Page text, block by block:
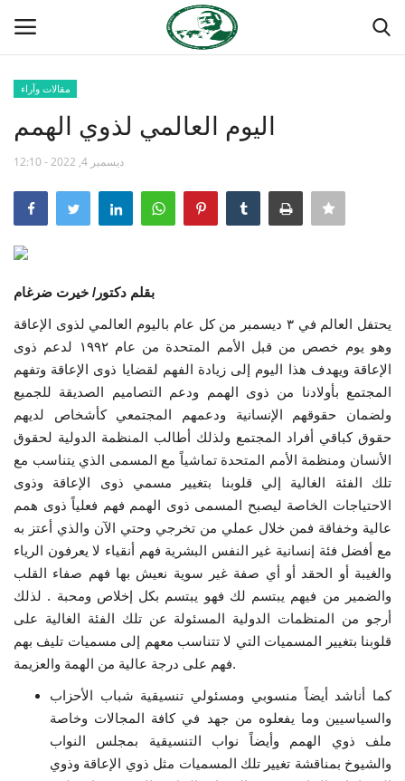
الصفحة الرئيسية
منتدى ناصر الدولي
مدرسة الطليعة الوطنية
حركة ناصر الشبابية
مصر
فريق العمل
إرث جمال عبدالناصر
أخبار
شروط وأحكام منحة ناصر للقيادة الدولية
منحة ناصر للقيادة الدولية
مرجعياتنا
المواطن العالمي
مقالات وآراء
اليوم العالمي لذوي الهمم
ديسمبر 4, 2022 - 12:10
بقلم دكتور/ خيرت ضرغام
يحتفل العالم في ٣ ديسمبر من كل عام باليوم العالمي لذوى الإعاقة
وهو يوم خصص من قبل الأمم المتحدة من عام ١٩٩٢ لدعم ذوى
الإعاقة ويهدف هذا اليوم إلى زيادة الفهم لقضايا ذوى الإعاقة وتفهم
المجتمع بأولادنا من ذوى الهمم ودعم التصاميم الصديقة للجميع
ولضمان حقوقهم الإنسانية ودعمهم المجتمعي كأشخاص لديهم
حقوق كباقي أفراد المجتمع ولذلك أطالب المنظمة الدولية لحقوق
الأنسان ومنظمة الأمم المتحدة تماشياً مع المسمى الذي يتناسب مع
تلك الفئة الغالية إلي قلوبنا بتغيير مسمي ذوى الإعاقة وذوى
الاحتياجات الخاصة ليصبح المسمى ذوى الهمم فهم فعلياً ذوى همم
عالية وخفاقة فمن خلال عملي من تخرجي وحتي الآن والذي أعتز به
مع أفضل فئة إنسانية غير النفس البشرية فهم أنقياء لا يعرفون الرياء
والغيبة أو الحقد أو أي صفة غير سوية نعيش بها فهم صفاء القلب
والضمير من فيهم يبتسم لك فهو يبتسم بكل إخلاص ومحبة . لذلك
أرجو من المنظمات الدولية المسئولة عن تلك الفئة الغالية على
قلوبنا بتغيير المسميات التي لا تتناسب معهم إلى مسميات تليف بهم
فهم على درجة عالية من الهمة والعزيمة.
كما أناشد أيضاً منسوبي ومسئولي تنسيقية شباب الأحزاب
والسياسيين وما يفعلوه من جهد في كافة المجالات وخاصة
ملف ذوي الهمم وأيضاً نواب التنسيقية بمجلس النواب
والشيوخ بمناقشة تغيير تلك المسميات مثل ذوي الإعاقة وذوي